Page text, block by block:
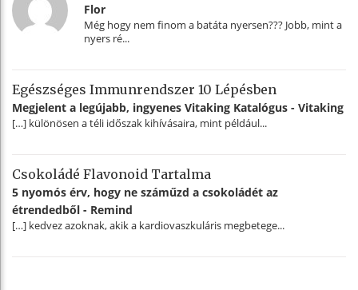
Flor
Még hogy nem finom a batáta nyersen??? Jobb, mint a
nyers ré...
Egészséges Immunrendszer 10 Lépésben
Megjelent a legújabb, ingyenes Vitaking Katalógus - Vitaking
[…] különösen a téli időszak kihívásaira, mint például...
Csokoládé Flavonoid Tartalma
5 nyomós érv, hogy ne száműzd a csokoládét az
étrendedből - Remind
[…] kedvez azoknak, akik a kardiovaszkuláris megbetege...